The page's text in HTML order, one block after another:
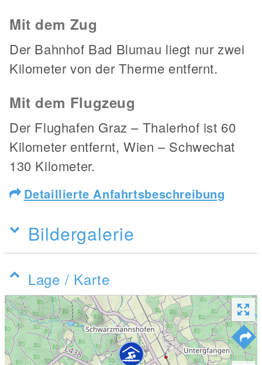
Mit dem Zug
Der Bahnhof Bad Blumau liegt nur zwei
Kilometer von der Therme entfernt.
Mit dem Flugzeug
Der Flughafen Graz – Thalerhof ist 60
Kilometer entfernt, Wien – Schwechat
130 Kilometer.
Detaillierte Anfahrtsbeschreibung
Bildergalerie
Lage / Karte